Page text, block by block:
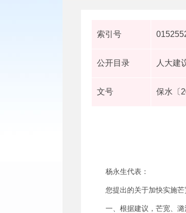
索引号
公开目录 人大建
文号 保水〔
杨永生代表：
您提出的关于加快实施
一、根据建议，芒宽、